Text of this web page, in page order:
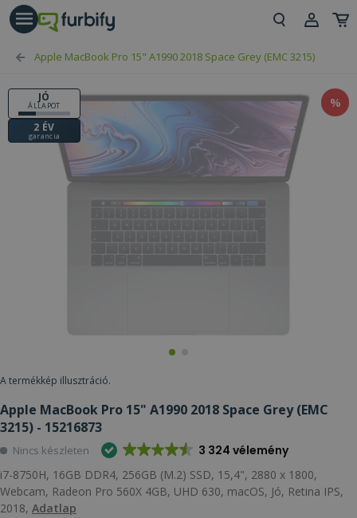
Apple MacBook Pro 15" A1990 2018 Space Grey (EMC 3215)
JÓ
ÁLLAPOT
2 ÉV
garancia
%
A termékkép illusztráció.
Apple MacBook Pro 15" A1990 2018 Space Grey (EMC
3215) - 15216873
Nincs készleten 3 324 vélemény
i7-8750H, 16GB DDR4, 256GB (M.2) SSD, 15,4", 2880 x 1800,
Webcam, Radeon Pro 560X 4GB, UHD 630, macOS, Jó, Retina IPS,
2018, Adatlap
gomb